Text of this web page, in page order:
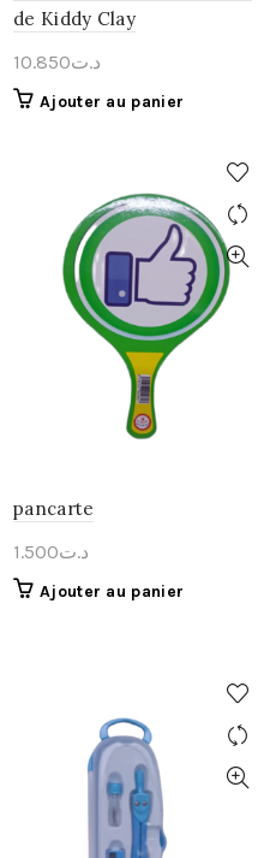
de Kiddy Clay
د.ت10.850
Ajouter au panier
pancarte
د.ت1.500
Ajouter au panier